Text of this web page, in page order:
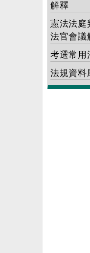
解釋
憲法法庭
法官會議
考選常用
法規資料